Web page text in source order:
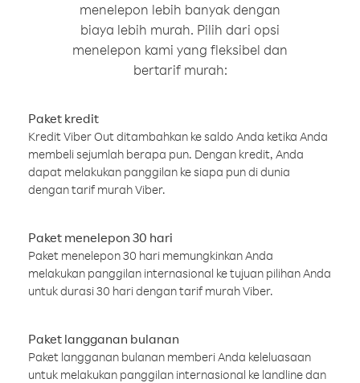
menelepon lebih banyak dengan
biaya lebih murah. Pilih dari opsi
menelepon kami yang fleksibel dan
bertarif murah:
Paket kredit
Kredit Viber Out ditambahkan ke saldo Anda ketika Anda
membeli sejumlah berapa pun. Dengan kredit, Anda
dapat melakukan panggilan ke siapa pun di dunia
dengan tarif murah Viber.
Paket menelepon 30 hari
Paket menelepon 30 hari memungkinkan Anda
melakukan panggilan internasional ke tujuan pilihan Anda
untuk durasi 30 hari dengan tarif murah Viber.
Paket langganan bulanan
Paket langganan bulanan memberi Anda keleluasaan
untuk melakukan panggilan internasional ke landline dan